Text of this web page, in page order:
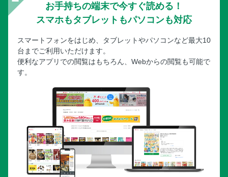
02 絶景の海ビューカフェでのんびり過ごす
03 穴場な憩いスポット自然のまま天然ビーチへ／04 “海
中部 01 港川外国人住宅でおやつをいただきます
02 港川外国人住宅のショップでお気に入りの品を探す
03 カラフルタウンなアメリカンビレッジで遊ぶ
04 自然に囲まれた北中城のおしゃれカフェ／05 ファニ
チャーストリートでヴィンテージ雑貨探し
06 ゲートタウンでアメリカ×沖縄文化のレトロな街並みを
07 海中道路を渡ってのどかな島ドライブ！
西海岸リゾート 01 リゾートホテルのカフェで贅沢ティ
ータイム
お手持ちの端末で今すぐ読める！
スマホもタブレットもパソコンも対応
スマートフォンをはじめ、タブレットやパソコンなど最大10
台までご利用いただけます。
便利なアプリでの閲覧はもちろん、Webからの閲覧も可能で
す。